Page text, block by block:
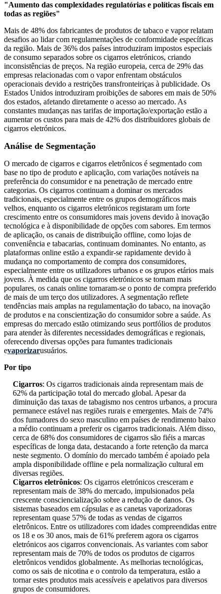
"Aumento das complexidades regulatórias e políticas fiscais em
todas as regiões"
Mais de 48% dos fabricantes de produtos de tabaco e vapor relatam
desafios ao lidar com regulamentações de conformidade específicas
da região. Mais de 36% dos países introduziram impostos especiais
de consumo separados sobre os cigarros eletrónicos, criando
inconsistências de preços. Na região europeia, cerca de 29% das
empresas relacionadas com o vapor enfrentam obstáculos
operacionais devido a restrições transfronteiriças à publicidade. Os
Estados Unidos introduziram proibições de sabores em mais de 50%
dos estados, afetando diretamente o acesso ao mercado. As
constantes mudanças nas tarifas de importação/exportação estão a
aumentar os custos para mais de 42% dos distribuidores globais de
cigarros eletrónicos.
Análise de Segmentação
O mercado de cigarros e cigarros eletrônicos é segmentado com
base no tipo de produto e aplicação, com variações notáveis ​​na
preferência do consumidor e na penetração de mercado entre
categorias. Os cigarros continuam a dominar os mercados
tradicionais, especialmente entre os grupos demográficos mais
velhos, enquanto os cigarros eletrónicos registaram um forte
crescimento entre os consumidores mais jovens devido à inovação
tecnológica e à disponibilidade de opções com sabores. Em termos
de aplicação, os canais de distribuição offline, como lojas de
conveniência e tabacarias, continuam dominantes. No entanto, as
plataformas online estão a expandir-se rapidamente devido à
mudança no comportamento de compra dos consumidores,
especialmente entre os utilizadores urbanos e os grupos etários mais
jovens. À medida que os cigarros eletrónicos se tornam mais
populares, os canais online tornaram-se o ponto de compra preferido
de mais de um terço dos utilizadores. A segmentação reflete
tendências mais amplas na regulamentação do tabaco, na inovação
de produtos e na conscientização do consumidor sobre a saúde. As
empresas do mercado estão otimizando seus portfólios de produtos
para atender às diferentes necessidades demográficas e regionais,
oferecendo diversas opções para fumantes tradicionais
evaporizarusuários.
Por tipo
Cigarros: Os cigarros tradicionais ainda representam mais de
62% da participação total do mercado global. Apesar da
diminuição das taxas de tabagismo nos centros urbanos, a procura
permanece estável nas regiões rurais e emergentes. Mais de 74%
dos fumadores do sexo masculino em países de rendimento baixo
a médio continuam a preferir os cigarros tradicionais. Além disso,
cerca de 68% dos consumidores de cigarros são fiéis a marcas
específicas de longa data, destacando a forte retenção da marca
neste segmento. O domínio do mercado também é apoiado pela
ampla disponibilidade offline e pela normalização cultural em
diversas regiões.
Cigarros eletrônicos: Os cigarros eletrónicos cresceram e
representam mais de 38% do mercado, impulsionados pela
crescente consciencialização sobre a redução de danos. Os
sistemas baseados em cápsulas e as canetas vaporizadoras
representam quase 57% de todas as vendas de cigarros
eletrônicos. Entre os utilizadores com idades compreendidas entre
os 18 e os 30 anos, mais de 61% preferem agora os cigarros
eletrónicos aos cigarros convencionais. As variantes com sabor
representam mais de 70% de todos os produtos de cigarros
eletrônicos vendidos globalmente. As melhorias tecnológicas,
como os sais de nicotina e o controlo da temperatura, estão a
tornar estes produtos mais acessíveis e apelativos para diversos
grupos de consumidores.